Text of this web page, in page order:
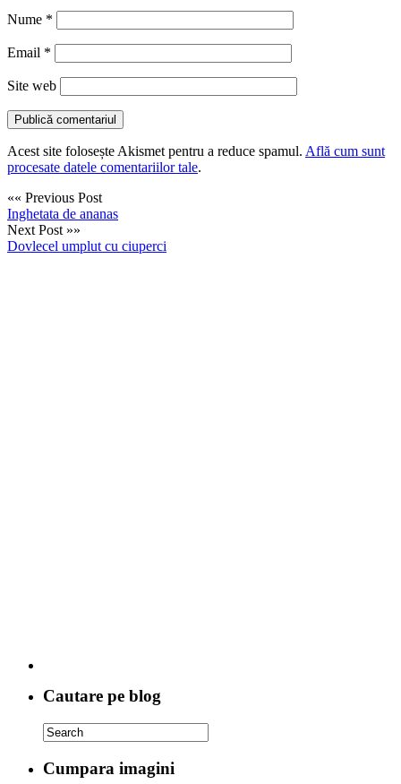
Nume *
Email *
Site web
Acest site folosește Akismet pentru a reduce spamul. Află cum sunt
procesate datele comentariilor tale.
«« Previous Post
Inghetata de ananas
Next Post »»
Dovlecel umplut cu ciuperci
Cautare pe blog
Cumpara imagini